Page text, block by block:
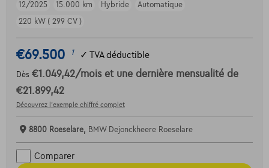
12/2025
15.000 km Hybride
Automatique
220 kW ( 299 CV )
€69.500 1 ✓ TVA déductible
Dès €1.049,42/mois et une dernière mensualité de
€21.899,42
Découvrez l’exemple chiffré complet
8800 Roeselare, BMW Dejonckheere Roeselare
Comparer